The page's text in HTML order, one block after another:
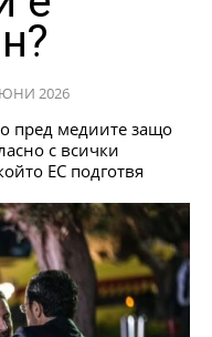
2026
пред медиите защо
с всички
ЕС подготвя